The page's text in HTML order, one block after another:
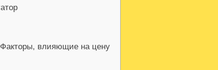
влияющие на цену